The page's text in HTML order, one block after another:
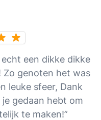
echt een dikke dikke
Zo genoten het was
leuke sfeer, Dank
gedaan hebt om
te maken!”